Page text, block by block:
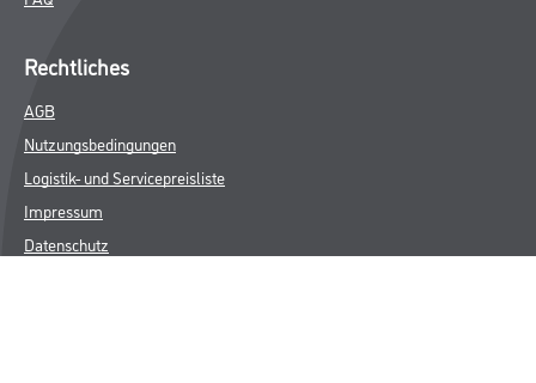
Rechtliches
AGB
Nutzungsbedingungen
Logistik- und Servicepreisliste
Impressum
Datenschutz